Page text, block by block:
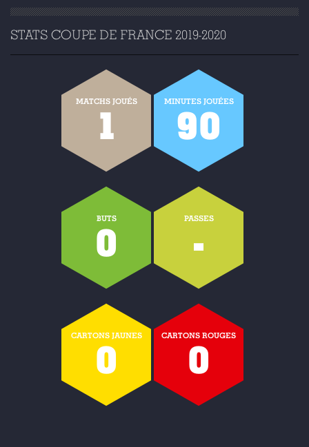
STATS COUPE DE FRANCE 2019-2020
MATCHS JOUÉS
1
MINUTES JOUÉES
90
BUTS
0
PASSES
-
CARTONS JAUNES
0
CARTONS ROUGES
0